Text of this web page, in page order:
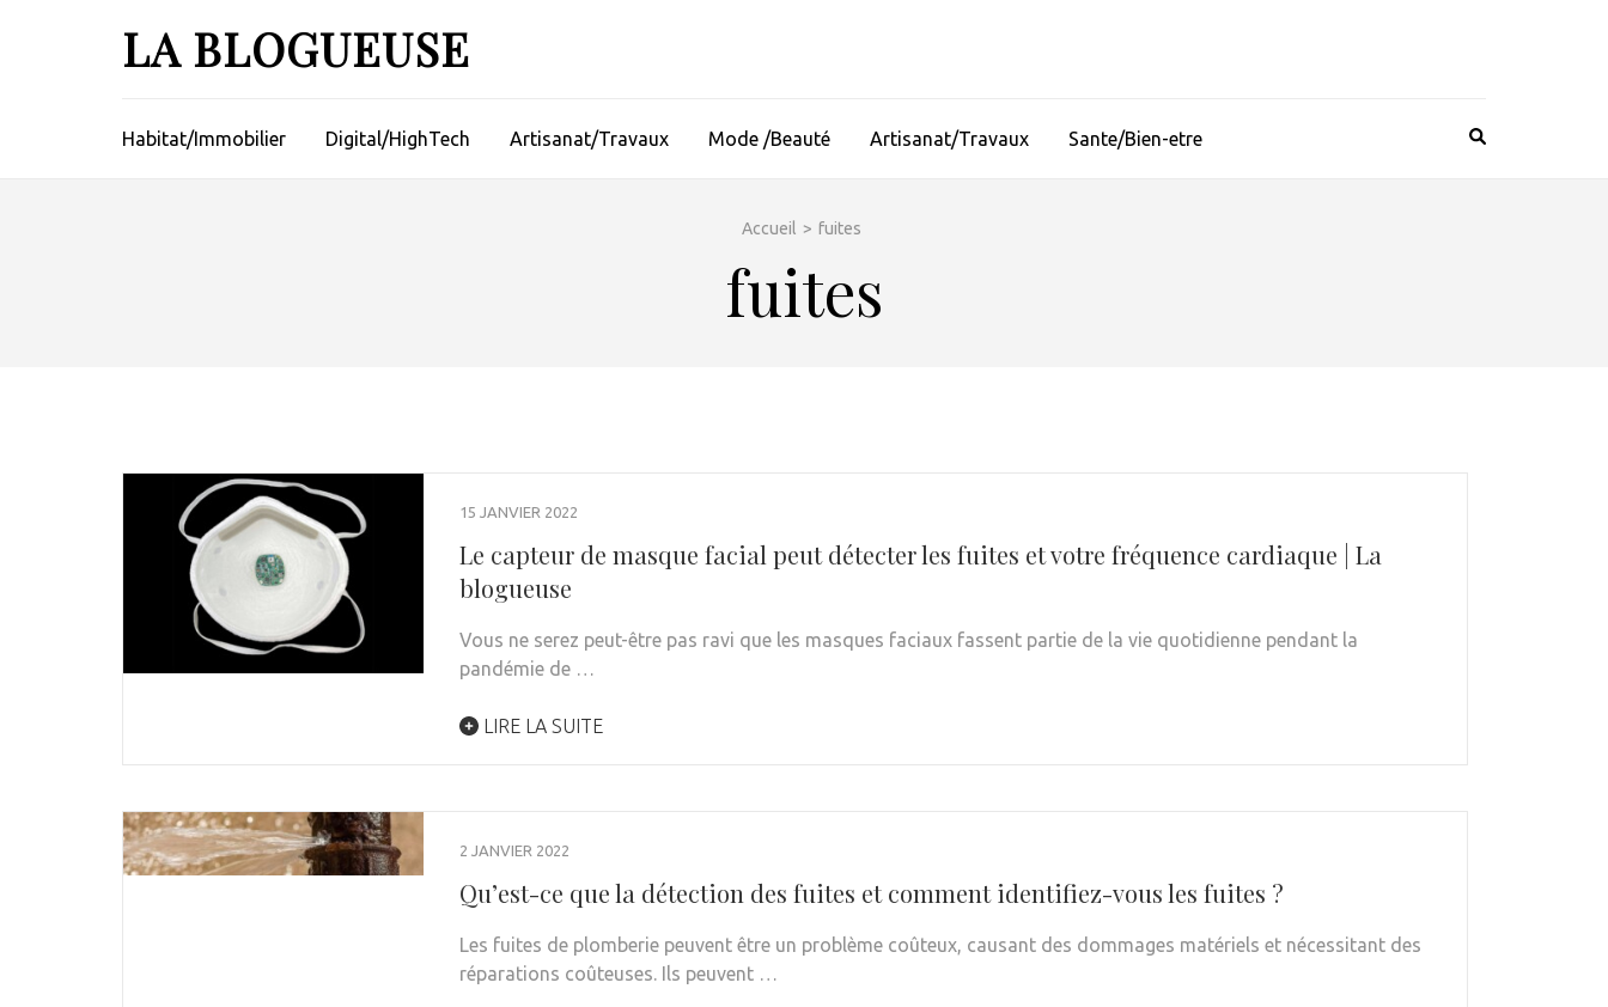
LA BLOGUEUSE
Habitat/Immobilier Digital/HighTech Artisanat/Travaux Mode /Beauté Artisanat/Travaux Sante/Bien-etre
Accueil > fuites
fuites
15 JANVIER 2022
Le capteur de masque facial peut détecter les fuites et votre fréquence cardiaque | La
blogueuse
Vous ne serez peut-être pas ravi que les masques faciaux fassent partie de la vie quotidienne pendant la
pandémie de …
LIRE LA SUITE
2 JANVIER 2022
Qu’est-ce que la détection des fuites et comment identifiez-vous les fuites ?
Les fuites de plomberie peuvent être un problème coûteux, causant des dommages matériels et nécessitant des
réparations coûteuses. Ils peuvent …